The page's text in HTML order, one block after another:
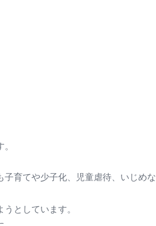
育てや少子化、児童虐待、いじめな
としています。